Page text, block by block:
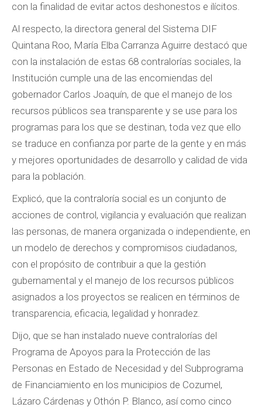
con la finalidad de evitar actos deshonestos e ilícitos.
Al respecto, la directora general del Sistema DIF
Quintana Roo, María Elba Carranza Aguirre destacó que
con la instalación de estas 68 contralorías sociales, la
Institución cumple una de las encomiendas del
gobernador Carlos Joaquín, de que el manejo de los
recursos públicos sea transparente y se use para los
programas para los que se destinan, toda vez que ello
se traduce en confianza por parte de la gente y en más
y mejores oportunidades de desarrollo y calidad de vida
para la población.
Explicó, que la contraloría social es un conjunto de
acciones de control, vigilancia y evaluación que realizan
las personas, de manera organizada o independiente, en
un modelo de derechos y compromisos ciudadanos,
con el propósito de contribuir a que la gestión
gubernamental y el manejo de los recursos públicos
asignados a los proyectos se realicen en términos de
transparencia, eficacia, legalidad y honradez.
Dijo, que se han instalado nueve contralorías del
Programa de Apoyos para la Protección de las
Personas en Estado de Necesidad y del Subprograma
de Financiamiento en los municipios de Cozumel,
Lázaro Cárdenas y Othón P. Blanco, así como cinco